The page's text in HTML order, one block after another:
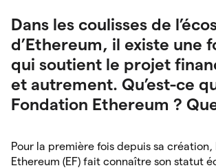
Dans les coulisses de
d’Ethereum, il existe une
qui soutient le projet
et autrement. Qu’est-ce
Fondation Ethereum ?
Pour la première fois depuis sa création,
Ethereum (EF) fait connaître son statut